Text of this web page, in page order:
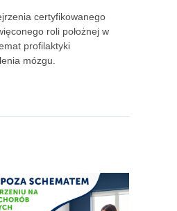
certyfikowanego
roli położnej w
profilaktyki
mózgu.